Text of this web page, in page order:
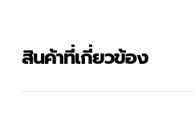
สินค้าที่เกี่ยวข้อง